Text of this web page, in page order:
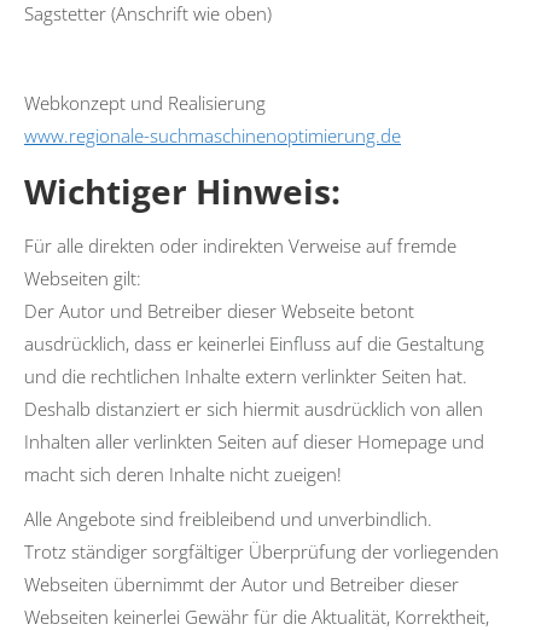
Sagstetter (Anschrift wie oben)
Webkonzept und Realisierung
www.regionale-suchmaschinenoptimierung.de
Wichtiger Hinweis:
Für alle direkten oder indirekten Verweise auf fremde
Webseiten gilt:
Der Autor und Betreiber dieser Webseite betont
ausdrücklich, dass er keinerlei Einfluss auf die Gestaltung
und die rechtlichen Inhalte extern verlinkter Seiten hat.
Deshalb distanziert er sich hiermit ausdrücklich von allen
Inhalten aller verlinkten Seiten auf dieser Homepage und
macht sich deren Inhalte nicht zueigen!
Alle Angebote sind freibleibend und unverbindlich.
Trotz ständiger sorgfältiger Überprüfung der vorliegenden
Webseiten übernimmt der Autor und Betreiber dieser
Webseiten keinerlei Gewähr für die Aktualität, Korrektheit,